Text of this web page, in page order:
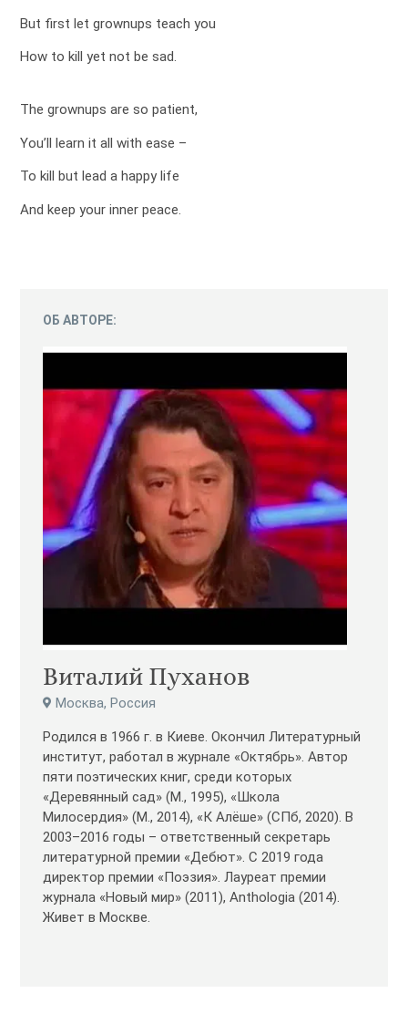
But first let grownups teach you
How to kill yet not be sad.
The grownups are so patient,
You’ll learn it all with ease –
To kill but lead a happy life
And keep your inner peace.
ОБ АВТОРЕ:
Виталий Пуханов
Москва, Россия
Родился в 1966 г. в Киеве. Окончил Литературный
институт, работал в журнале «Октябрь». Автор
пяти поэтических книг, среди которых
«Деревянный сад» (М., 1995), «Школа
Милосердия» (М., 2014), «К Алёше» (СПб, 2020). В
2003–2016 годы – ответственный секретарь
литературной премии «Дебют». С 2019 года
директор премии «Поэзия». Лауреат премии
журнала «Новый мир» (2011), Anthologia (2014).
Живет в Москве.